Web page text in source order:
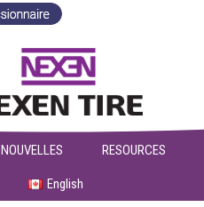
NOUVELLES RESOURCES
English